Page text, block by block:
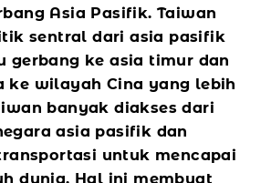
Asia Pasifik. Taiwan
sentral dari asia pasifik
gerbang ke asia timur dan
ke wilayah Cina yang lebih
banyak diakses dari
asia pasifik dan
untuk mencapai
dunia. Hal ini membuat